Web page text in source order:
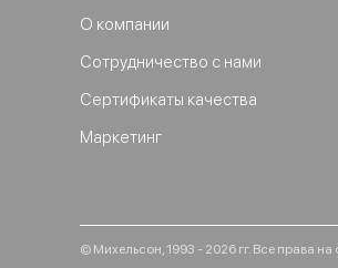
О компании
Сотрудничество с нами
Сертификаты качества
Маркетинг
© Михельсон, 1993 - 2026 гг. Все права